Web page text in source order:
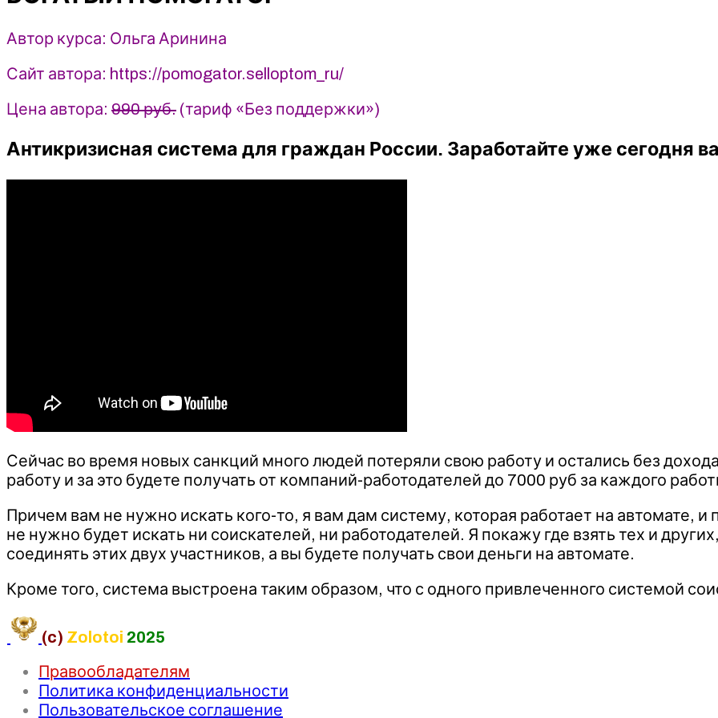
Аринина
Автор курса: Ольга Аринина
Сайт автора: https://pomogator.selloptom_ru/
Цена автора: 990 руб. (тариф «Без поддержки»)
Антикризисная система для граждан России. Заработайте уже сегодня
Сейчас во время новых санкций много людей потеряли свою работу и остались без
работу и за это будете получать от компаний-работодателей до 7000 руб за каждого
Причем вам не нужно искать кого-то, я вам дам систему, которая работает на автомате,
не нужно будет искать ни соискателей, ни работодателей. Я покажу где взять тех и
соединять этих двух участников, а вы будете получать свои деньги на автомате.
Кроме того, система выстроена таким образом, что с одного привлеченного системой
(c) Zolotoi 2025
Правообладателям
Политика конфиденциальности
Пользовательское соглашение